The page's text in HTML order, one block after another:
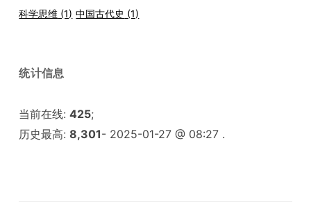
科学思维 (1) 中国古代史 (1)
统计信息
当前在线:425;
历史最高:8,301- 2025-01-27 @ 08:27 .